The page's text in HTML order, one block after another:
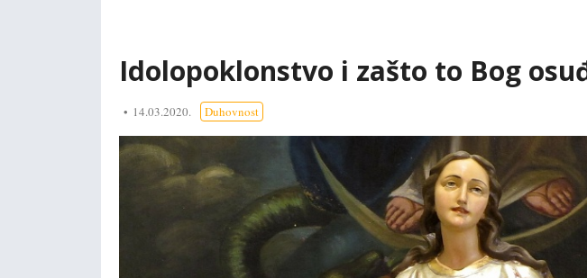
Idolopoklonstvo i zašto to Bog
14.03.2020. Duhovnost